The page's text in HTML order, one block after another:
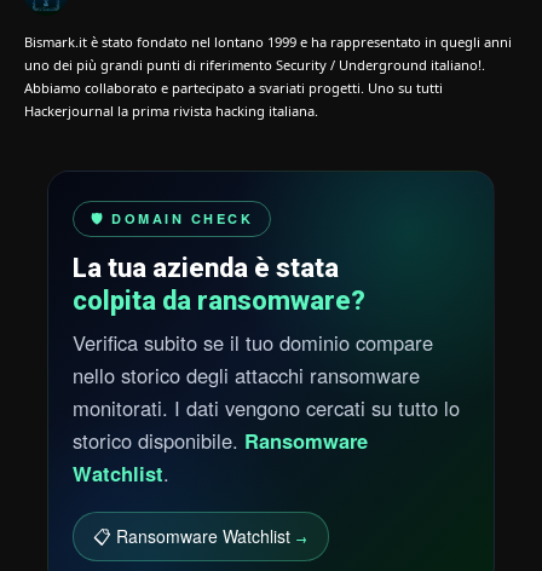
Bismark.it è stato fondato nel lontano 1999 e ha rappresentato in quegli anni
uno dei più grandi punti di riferimento Security / Underground italiano!.
Abbiamo collaborato e partecipato a svariati progetti. Uno su tutti
Hackerjournal la prima rivista hacking italiana.
🛡️ DOMAIN CHECK
La tua azienda è stata
colpita da ransomware?
Verifica subito se il tuo dominio compare
nello storico degli attacchi ransomware
monitorati. I dati vengono cercati su tutto lo
storico disponibile. Ransomware
Watchlist.
📋 Ransomware Watchlist →